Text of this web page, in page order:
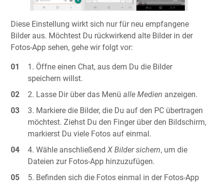
Diese Einstellung wirkt sich nur für neu empfangene
Bilder aus. Möchtest Du rückwirkend alte Bilder in der
Fotos-App sehen, gehe wir folgt vor:
Öffne einen Chat, aus dem Du die Bilder
speichern willst.
Lasse Dir über das Menüalle Medien anzeigen.
Markiere die Bilder, die Du auf den PC übertragen
möchtest. Ziehst Du den Finger über den Bildschirm,
markierst Du viele Fotos auf einmal.
Wähle anschließendX Bilder sichern, um die
Dateien zur Fotos-App hinzuzufügen.
Befinden sich die Fotos einmal in der Fotos-App